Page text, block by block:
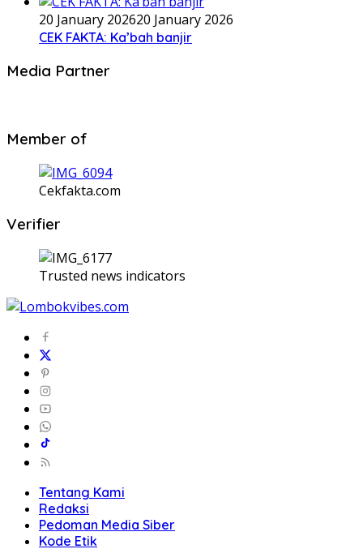
20 January 202620 January 2026
CEK FAKTA: Ka’bah banjir
Media Partner
Member of
Cekfakta.com
Verifier
Trusted news indicators
Tentang Kami
Redaksi
Pedoman Media Siber
Kode Etik